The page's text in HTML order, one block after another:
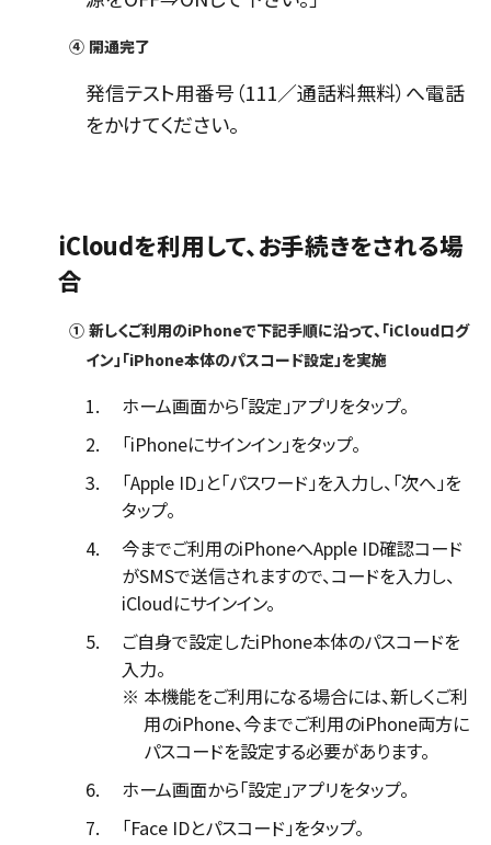
④ 開通完了
発信テスト用番号（111／通話料無料）へ電話
をかけてください。
iCloudを利用して、お手続きをされる場
合
① 新しくご利用のiPhoneで下記手順に沿って、「iCloudログ
イン」「iPhone本体のパスコード設定」を実施
1.
ホーム画面から「設定」アプリをタップ。
2.
「iPhoneにサインイン」をタップ。
3.
「Apple ID」と「パスワード」を入力し、「次へ」を
タップ。
4.
今までご利用のiPhoneへApple ID確認コード
がSMSで送信されますので、コードを入力し、
iCloudにサインイン。
5.
ご自身で設定したiPhone本体のパスコードを
入力。
※ 本機能をご利用になる場合には、新しくご利
用のiPhone、今までご利用のiPhone両方に
パスコードを設定する必要があります。
6.
ホーム画面から「設定」アプリをタップ。
7.
「Face IDとパスコード」をタップ。